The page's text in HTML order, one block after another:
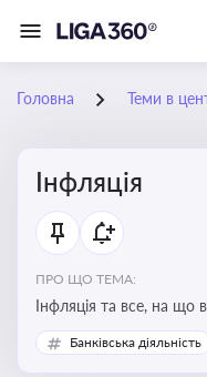
Головна Теми в
Інфляція
ПРО ЩО ТЕМА:
Інфляція та все, на що
Банківська діяльність